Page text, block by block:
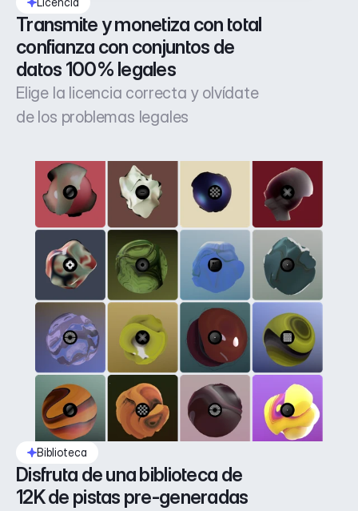
Transmite y monetiza con total
confianza con conjuntos de
datos 100% legales
Elige la licencia correcta y olvídate
de los problemas legales
Biblioteca
Disfruta de una biblioteca de
12K de pistas pre-generadas